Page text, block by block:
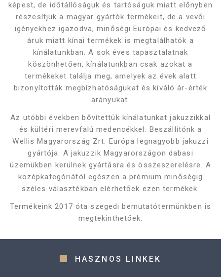
képest, de időtállóságuk és tartóságuk miatt előnyben
részesítjük a magyar gyártók termékeit, de a vevői
igényekhez igazodva, minőségi Európai és kedvező
áruk miatt kínai termékek is megtalálhatók a
kínálatunkban. A sok éves tapasztalatnak
köszönhetően, kínálatunkban csak azokat a
termékeket találja meg, amelyek az évek alatt
bizonyították megbízhatóságukat és kiváló ár-érték
arányukat.
Az utóbbi években bővítettük kínálatunkat jakuzzikkal
és kültéri merevfalú medencékkel. Beszállítónk a
Wellis Magyarország Zrt. Európa legnagyobb jakuzzi
gyártója. A jakuzzik Magyarországon dabasi
üzemükben kerülnek gyártásra és összeszerelésre. A
középkategóriától egészen a prémium minőségig
széles választékban elérhetőek ezen termékek.
Termékeink 2017 óta szegedi bemutatótermünkben is
megtekinthetőek.
HASZNOS LINKEK